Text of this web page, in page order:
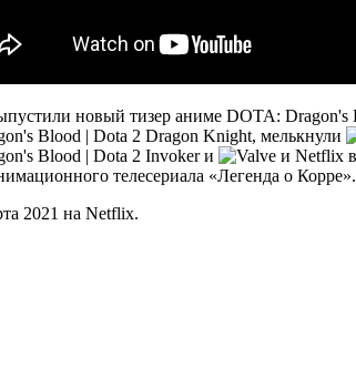
Dragon Knight, мелькнули
Invoker и
телесериала «Легенда о Корре».
2021 на Netflix.